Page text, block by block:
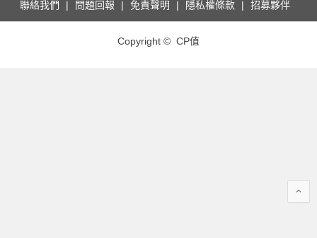
聯絡我們 問題回報 免責聲明 隱私權條款 招募夥伴
Copyright © CP值